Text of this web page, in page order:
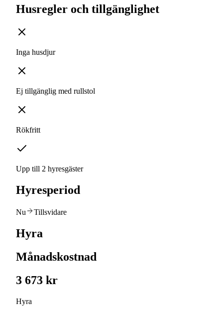
Husregler och tillgänglighet
Inga husdjur
Ej tillgänglig med rullstol
Rökfritt
Upp till 2 hyresgäster
Hyresperiod
Nu Tillsvidare
Hyra
Månadskostnad
3 673 kr
Hyra